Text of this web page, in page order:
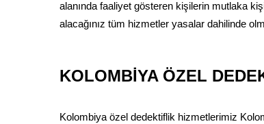
alanında faaliyet gösteren kişilerin mutlaka
alacağınız tüm hizmetler yasalar dahilinde
KOLOMBİYA ÖZEL
Kolombiya özel dedektiflik hizmetlerimiz